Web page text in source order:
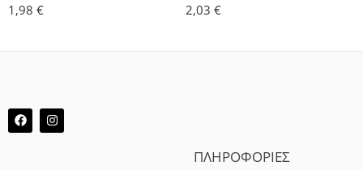
1,98 € 2,03 €
ΠΛΗΡΟΦΟΡΙΕΣ